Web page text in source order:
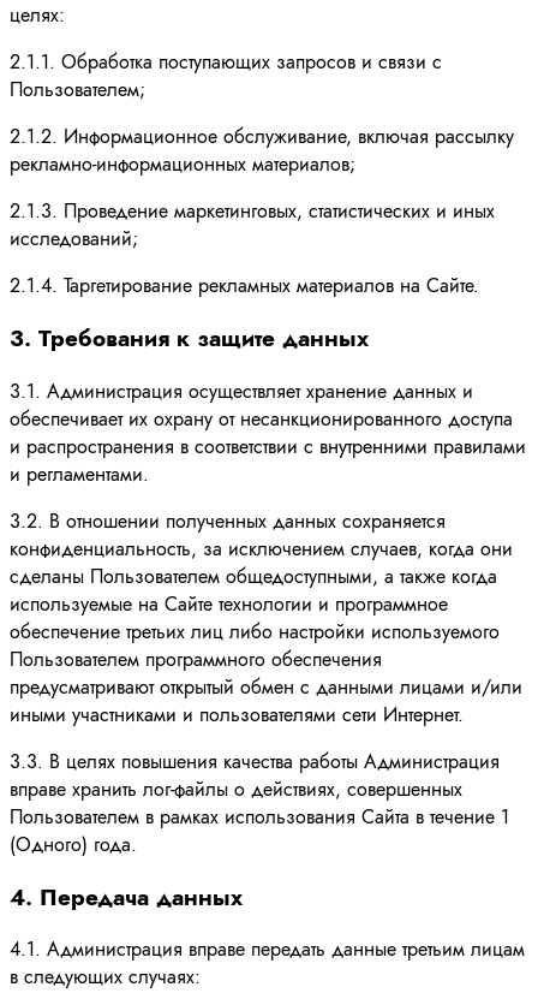
целях:
2.1.1. Обработка поступающих запросов и связи с
Пользователем;
2.1.2. Информационное обслуживание, включая рассылку
рекламно-информационных материалов;
2.1.3. Проведение маркетинговых, статистических и иных
исследований;
2.1.4. Таргетирование рекламных материалов на Сайте.
3. Требования к защите данных
3.1. Администрация осуществляет хранение данных и
обеспечивает их охрану от несанкционированного доступа
и распространения в соответствии с внутренними правилами
и регламентами.
3.2. В отношении полученных данных сохраняется
конфиденциальность, за исключением случаев, когда они
сделаны Пользователем общедоступными, а также когда
используемые на Сайте технологии и программное
обеспечение третьих лиц либо настройки используемого
Пользователем программного обеспечения
предусматривают открытый обмен с данными лицами и/или
иными участниками и пользователями сети Интернет.
3.3. В целях повышения качества работы Администрация
вправе хранить лог-файлы о действиях, совершенных
Пользователем в рамках использования Сайта в течение 1
(Одного) года.
4. Передача данных
4.1. Администрация вправе передать данные третьим лицам
в следующих случаях: